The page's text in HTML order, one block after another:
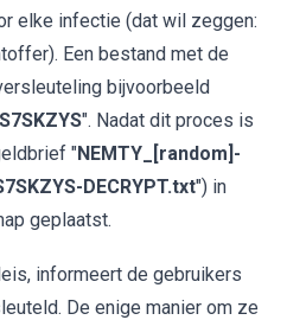
elke infectie (dat wil zeggen:
Een bestand met de
bijvoorbeeld
". Nadat dit proces is
"NEMTY_[random]-
DECRYPT.txt") in
geplaatst.
informeert de gebruikers
De enige manier om ze